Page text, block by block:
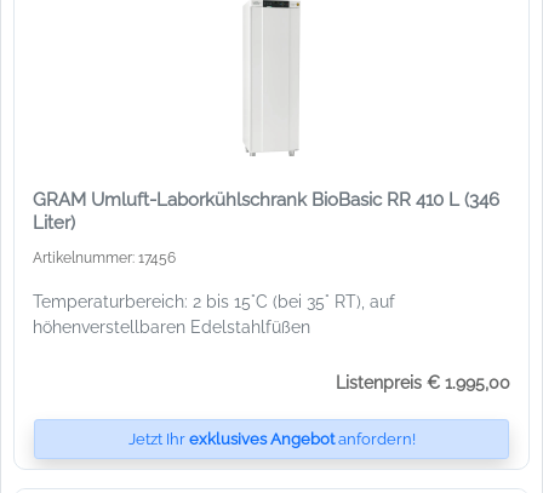
GRAM Umluft-Laborkühlschrank BioBasic RR 410 L (346
Liter)
Artikelnummer: 17456
Temperaturbereich: 2 bis 15°C (bei 35° RT), auf
höhenverstellbaren Edelstahlfüßen
Listenpreis € 1.995,00
Jetzt Ihr exklusives Angebotanfordern!